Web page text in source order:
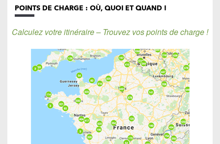
POINTS DE CHARGE : OÙ, QUOI ET QUAND !
Calculez votre itinéraire – Trouvez vos points de charge !